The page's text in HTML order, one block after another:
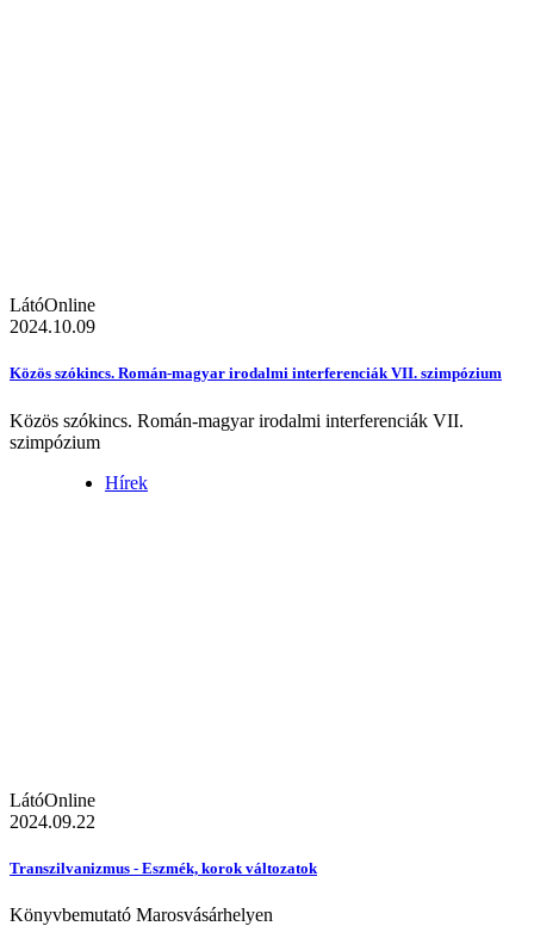
LátóOnline
2024.10.09
Közös szókincs. Román-magyar irodalmi interferenciák VII. szimpózium
Közös szókincs. Román-magyar irodalmi interferenciák VII.
szimpózium
Hírek
LátóOnline
2024.09.22
Transzilvanizmus - Eszmék, korok változatok
Könyvbemutató Marosvásárhelyen